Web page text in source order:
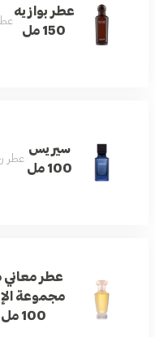
عطر بوازيه
150 مل
سيريس
100 مل
عطر
عطر معاني
مجموعة
100 مل